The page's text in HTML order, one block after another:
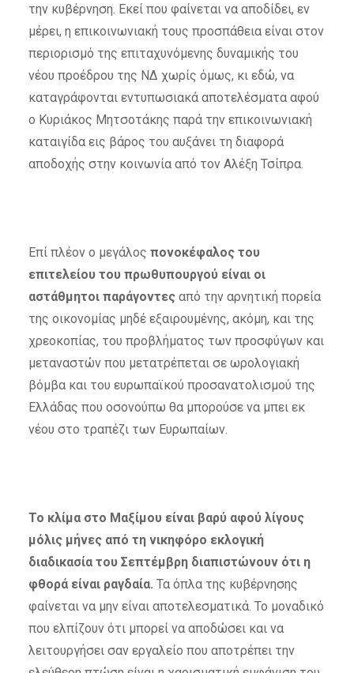
την κυβέρνηση. Εκεί που φαίνεται να αποδίδει, εν
μέρει, η επικοινωνιακή τους προσπάθεια είναι στον
περιορισμό της επιταχυνόμενης δυναμικής του
νέου προέδρου της ΝΔ χωρίς όμως, κι εδώ, να
καταγράφονται εντυπωσιακά αποτελέσματα αφού
ο Κυριάκος Μητσοτάκης παρά την επικοινωνιακή
καταιγίδα εις βάρος του αυξάνει τη διαφορά
αποδοχής στην κοινωνία από τον Αλέξη Τσίπρα.
Επί πλέον ο μεγάλος πονοκέφαλος του
επιτελείου του πρωθυπουργού είναι οι
αστάθμητοι παράγοντεςαπό την αρνητική πορεία
της οικονομίας μηδέ εξαιρουμένης, ακόμη, και της
χρεοκοπίας, του προβλήματος των προσφύγων και
μεταναστών που μετατρέπεται σε ωρολογιακή
βόμβα και του ευρωπαϊκού προσανατολισμού της
Ελλάδας που οσονούπω θα μπορούσε να μπει εκ
νέου στο τραπέζι των Ευρωπαίων.
Το κλίμα στο Μαξίμου είναι βαρύ αφού λίγους
μόλις μήνες από τη νικηφόρο εκλογική
διαδικασία του Σεπτέμβρη διαπιστώνουν ότι η
φθορά είναι ραγδαία. Τα όπλα της κυβέρνησης
φαίνεται να μην είναι αποτελεσματικά. Το μοναδικό
που ελπίζουν ότι μπορεί να αποδώσει και να
λειτουργήσει σαν εργαλείο που αποτρέπει την